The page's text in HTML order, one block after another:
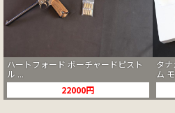
ハートフォード ボーチャードピスト
ル ...
22000円
タ
ム